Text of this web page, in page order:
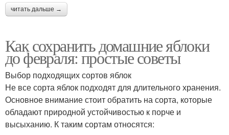
читать дальше →
Как сохранить домашние яблоки
до февраля: простые советы
Выбор подходящих сортов яблок
Не все сорта яблок подходят для длительного хранения.
Основное внимание стоит обратить на сорта, которые
обладают природной устойчивостью к порче и
высыханию. К таким сортам относятся: